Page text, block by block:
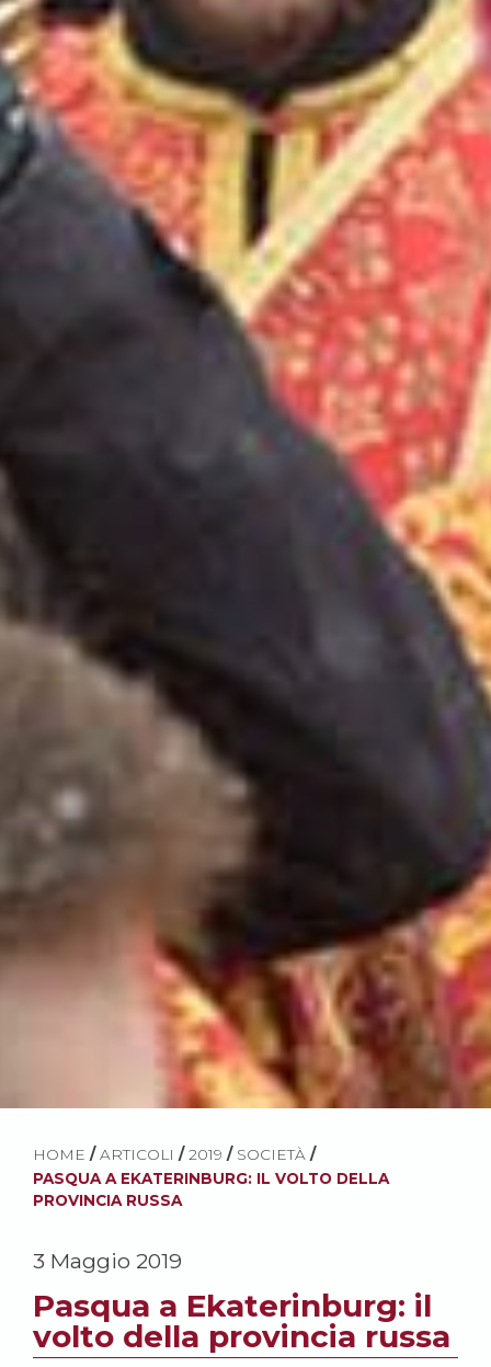
HOME / ARTICOLI / 2019 / SOCIETÀ /
PASQUA A EKATERINBURG: IL VOLTO DELLA
PROVINCIA RUSSA
3 Maggio 2019
Pasqua a Ekaterinburg: il
volto della provincia russa